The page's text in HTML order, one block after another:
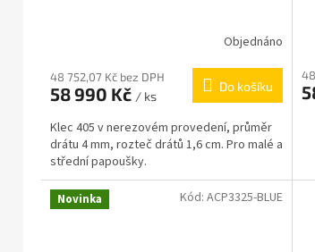
Objednáno
48 752,07 Kč bez DPH
58 990 Kč / ks
Do košíku
Klec 405 v nerezovém provedení, průměr
drátu 4 mm, rozteč drátů 1,6 cm. Pro malé a
střední papoušky.
Novinka Kód: ACP3325-BLUE